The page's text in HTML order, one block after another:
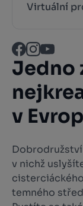
Virtuální
Jedno
v
Dobrodružství
v nichž
temného